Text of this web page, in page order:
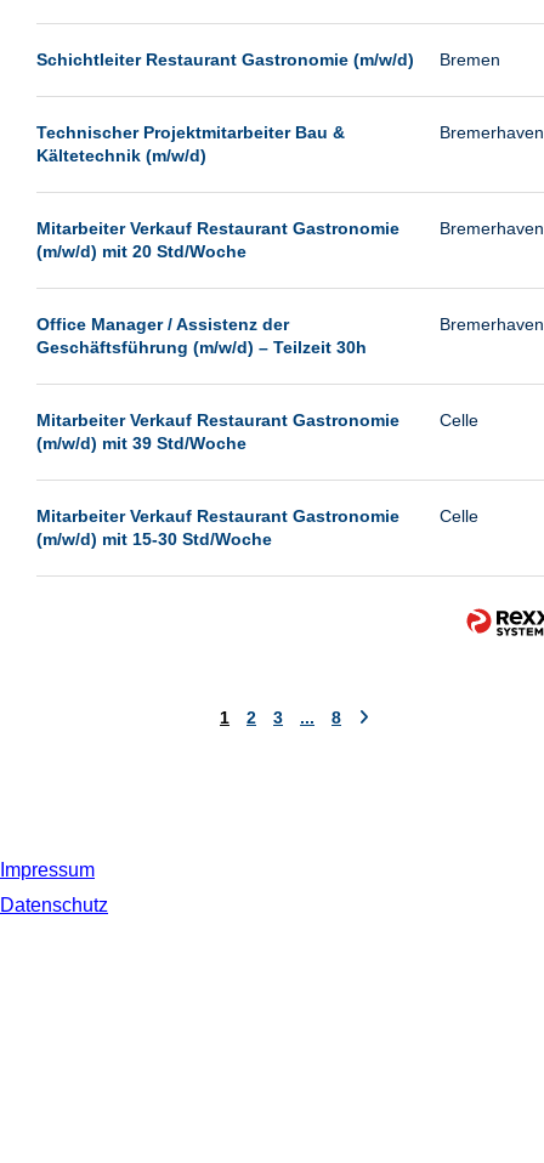
Schichtleiter Restaurant Gastronomie (m/w/d) Bremen
Technischer Projektmitarbeiter Bau &
Kältetechnik (m/w/d)
Bremerhaven
Mitarbeiter Verkauf Restaurant Gastronomie
(m/w/d) mit 20 Std/Woche
Bremerhaven
Office Manager / Assistenz der
Geschäftsführung (m/w/d) – Teilzeit 30h
Bremerhaven
Mitarbeiter Verkauf Restaurant Gastronomie
(m/w/d) mit 39 Std/Woche
Celle
Mitarbeiter Verkauf Restaurant Gastronomie
(m/w/d) mit 15-30 Std/Woche
Celle
1 2 3 ... 8
Impressum
Datenschutz